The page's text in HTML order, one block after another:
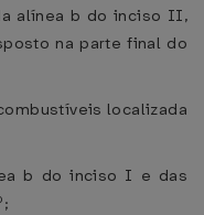
alínea b do inciso II,
na parte final do
localizada
b do inciso I e das